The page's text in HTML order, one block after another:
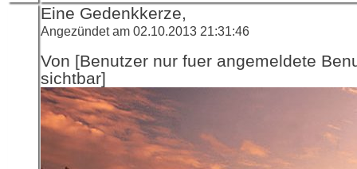
Eine Gedenkkerze,
Angezündet am 02.10.2013 21:31:46
Von [Benutzer nur fuer angemeldete
sichtbar]